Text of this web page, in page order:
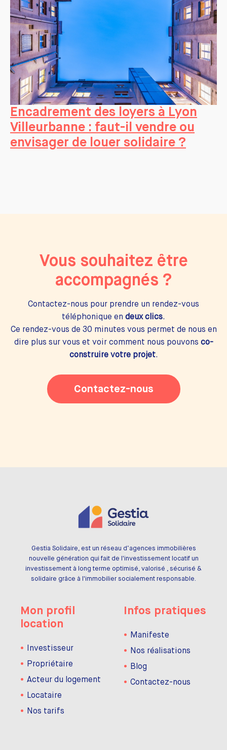
Encadrement des loyers à Lyon
Villeurbanne : faut-il vendre ou
envisager de louer solidaire ?
Vous souhaitez être
accompagnés ?
Contactez-nous pour prendre un rendez-vous
téléphonique en deux clics.
Ce rendez-vous de 30 minutes vous permet de nous en
dire plus sur vous et voir comment nous pouvons co-
construire votre projet.
Contactez-nous
Gestia Solidaire, est un réseau d’agences immobilières
nouvelle génération qui fait de l'investissement locatif un
investissement à long terme optimisé, valorisé , sécurisé &
solidaire grâce à l'immobilier socialement responsable.
Mon profil
location
Investisseur
Propriétaire
Acteur du logement
Locataire
Nos tarifs
Infos pratiques
Manifeste
Nos réalisations
Blog
Contactez-nous